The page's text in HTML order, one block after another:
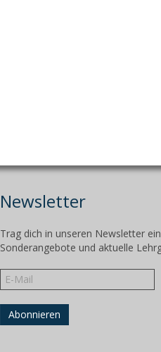
Newsletter
Trag dich in unseren Newsletter
Sonderangebote und aktuelle